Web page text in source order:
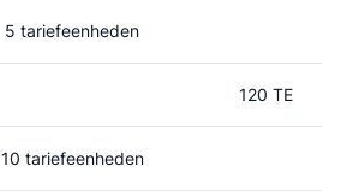
5 tariefeenheden
120 TE
10 tariefeenheden